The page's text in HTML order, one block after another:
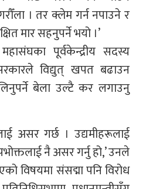
। तर क्लेम गर्न नपाउने र
मार सहनुपर्ने भयो ।’
पूर्वकेन्द्रीय सदस्य
विद्युत् खपत बढाउन
लिनुपर्ने बेला उल्टै कर लगाउनु
असर गर्छ । उद्यमीहरूलाई
नै असर गर्नु हो,’ उनले
विषयमा संसद्मा पनि विरोध